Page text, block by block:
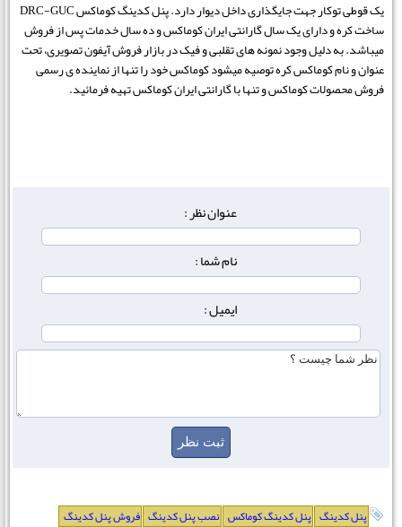
یک قوطی توکار جهت جایگذاری داخل دیوار دارد. پنل کدینگ کوماکس DRC-GUC
ساخت کره و دارای یک سال گارانتی ایران کوماکس و ده سال خدمات پس از فروش
میباشد. به دلیل وجود نمونه های تقلبی و فیک در بازار فروش آیفون تصویری، تحت
عنوان و نام کوماکس کره توصیه میشود کوماکس خود را تنها از نماینده ی رسمی
فروش محصولات کوماکس و تنها با گارانتی ایران کوماکس تهیه فرمائید.
عنوان نظر :
نام شما :
ایمیل :
پنل کدینگ پنل کدینگ کوماکس نصب پنل کدینگ فروش پنل کدینگ